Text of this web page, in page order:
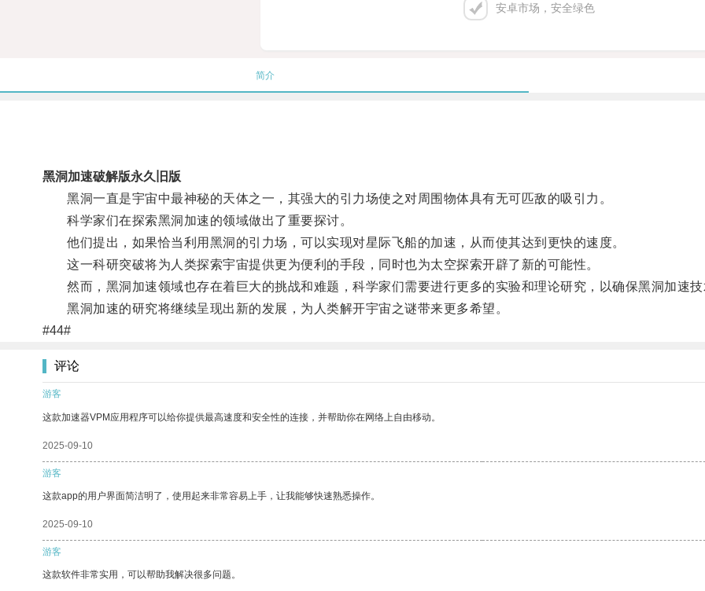
安卓市场，安全绿色
简介
黑洞加速破解版永久旧版
黑洞一直是宇宙中最神秘的天体之一，其强大的引力场使之对周围物体具有无可匹敌的吸引力。
科学家们在探索黑洞加速的领域做出了重要探讨。
他们提出，如果恰当利用黑洞的引力场，可以实现对星际飞船的加速，从而使其达到更快的速度。
这一科研突破将为人类探索宇宙提供更为便利的手段，同时也为太空探索开辟了新的可能性。
然而，黑洞加速领域也存在着巨大的挑战和难题，科学家们需要进行更多的实验和理论研究，以确保黑洞加速技
黑洞加速的研究将继续呈现出新的发展，为人类解开宇宙之谜带来更多希望。
#44#
评论
游客
这款加速器VPM应用程序可以给你提供最高速度和安全性的连接，并帮助你在网络上自由移动。
2025-09-10
游客
这款app的用户界面简洁明了，使用起来非常容易上手，让我能够快速熟悉操作。
2025-09-10
游客
这款软件非常实用，可以帮助我解决很多问题。